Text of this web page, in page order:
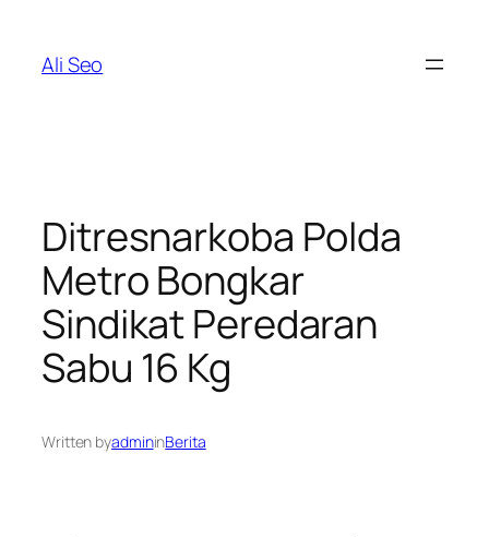
content
Ali Seo
Ditresnarkoba Polda
Metro Bongkar
Sindikat Peredaran
Sabu 16 Kg
Written byadmininBerita